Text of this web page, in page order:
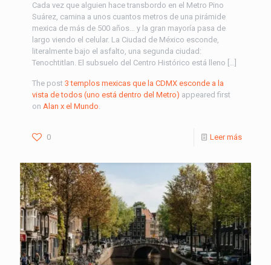
Cada vez que alguien hace transbordo en el Metro Pino
Suárez, camina a unos cuantos metros de una pirámide
mexica de más de 500 años… y la gran mayoría pasa de
largo viendo el celular. La Ciudad de México esconde,
literalmente bajo el asfalto, una segunda ciudad:
Tenochtitlan. El subsuelo del Centro Histórico está lleno […]
The post 3 templos mexicas que la CDMX esconde a la
vista de todos (uno está dentro del Metro) appeared first
on Alan x el Mundo.
0 Leer más